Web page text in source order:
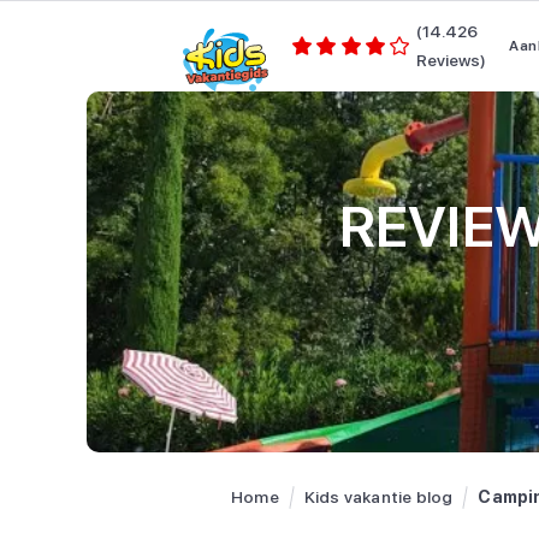
(14.426
Reviews)
Home Kids vakantie blog